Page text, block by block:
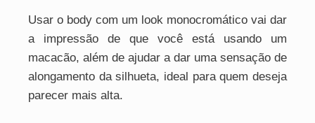
Usar o body com um look monocromático vai dar
a impressão de que você está usando um
macacão, além de ajudar a dar uma sensação de
alongamento da silhueta, ideal para quem deseja
parecer mais alta.